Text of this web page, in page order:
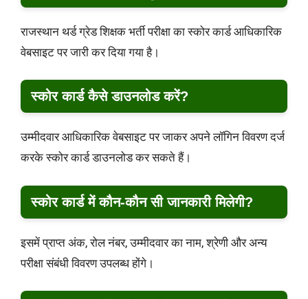
राजस्थान थर्ड ग्रेड शिक्षक भर्ती परीक्षा का स्कोर कार्ड आधिकारिक
वेबसाइट पर जारी कर दिया गया है।
स्कोर कार्ड कैसे डाउनलोड करें?
उम्मीदवार आधिकारिक वेबसाइट पर जाकर अपने लॉगिन विवरण दर्ज
करके स्कोर कार्ड डाउनलोड कर सकते हैं।
स्कोर कार्ड में कौन-कौन सी जानकारी मिलेगी?
इसमें प्राप्त अंक, रोल नंबर, उम्मीदवार का नाम, श्रेणी और अन्य
परीक्षा संबंधी विवरण उपलब्ध होंगे।